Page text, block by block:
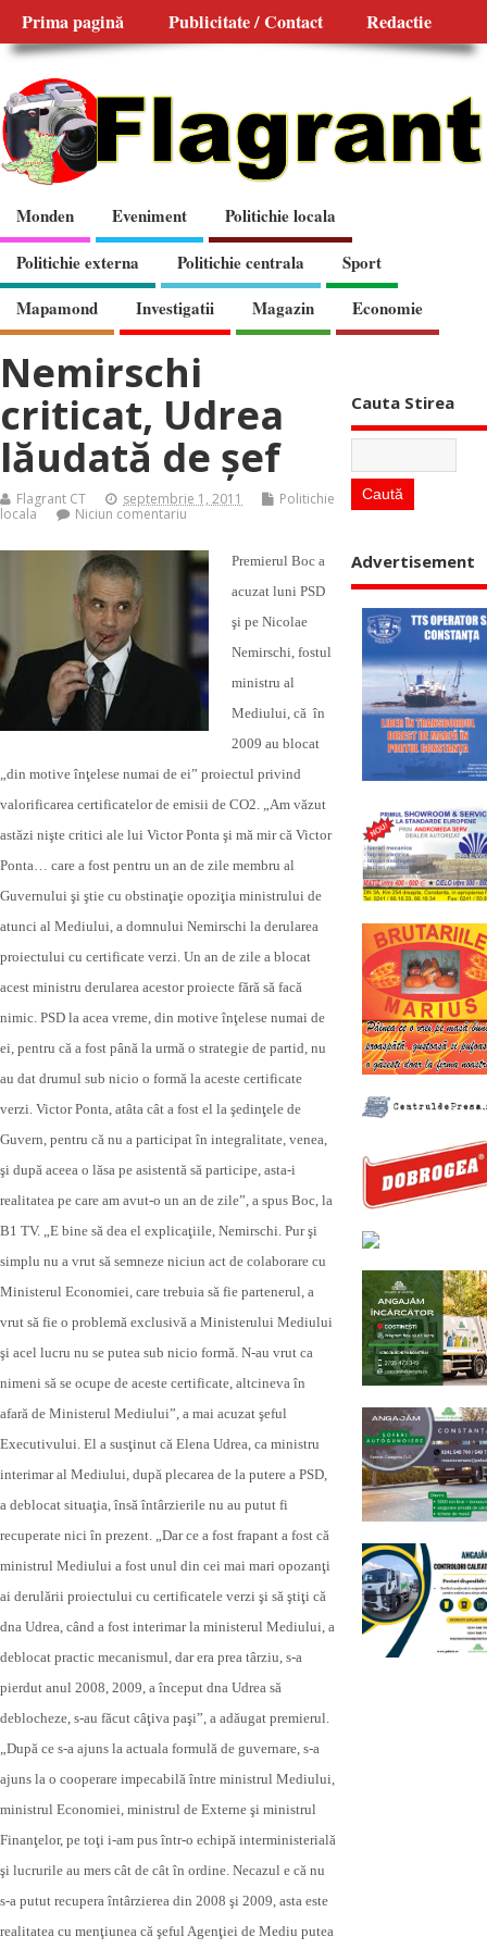
Prima pagină Publicitate / Contact Redactie
Monden Eveniment
Politichie locala
Politichie externa
Politichie centrala
Sport
Mapamond
Investigatii Magazin Economie
Nemirschi
criticat, Udrea
lăudată de şef
Flagrant CT septembrie 1, 2011
Politichie
locala
Niciun comentariu
Premierul Boc a
acuzat luni PSD
şi pe Nicolae
Nemirschi, fostul
ministru al
Mediului, că în
2009 au blocat
„din motive înţelese numai de ei” proiectul privind
valorificarea certificatelor de emisii de CO2. „Am văzut
astăzi nişte critici ale lui Victor Ponta şi mă mir că Victor
Ponta… care a fost pentru un an de zile membru al
Guvernului şi ştie cu obstinaţie opoziţia ministrului de
atunci al Mediului, a domnului Nemirschi la derularea
proiectului cu certificate verzi. Un an de zile a blocat
acest ministru derularea acestor proiecte fără să facă
nimic. PSD la acea vreme, din motive înţelese numai de
ei, pentru că a fost până la urmă o strategie de partid, nu
au dat drumul sub nicio o formă la aceste certificate
verzi. Victor Ponta, atâta cât a fost el la şedinţele de
Guvern, pentru că nu a participat în integralitate, venea,
şi după aceea o lăsa pe asistentă să participe, asta-i
realitatea pe care am avut-o un an de zile”, a spus Boc, la
B1 TV. „E bine să dea el explicaţiile, Nemirschi. Pur şi
simplu nu a vrut să semneze niciun act de colaborare cu
Ministerul Economiei, care trebuia să fie partenerul, a
vrut să fie o problemă exclusivă a Ministerului Mediului
şi acel lucru nu se putea sub nicio formă. N-au vrut ca
nimeni să se ocupe de aceste certificate, altcineva în
afară de Ministerul Mediului”, a mai acuzat şeful
Executivului. El a susţinut că Elena Udrea, ca ministru
interimar al Mediului, după plecarea de la putere a PSD,
a deblocat situaţia, însă întârzierile nu au putut fi
recuperate nici în prezent. „Dar ce a fost frapant a fost că
ministrul Mediului a fost unul din cei mai mari opozanţi
ai derulării proiectului cu certificatele verzi şi să ştiţi că
dna Udrea, când a fost interimar la ministerul Mediului, a
deblocat practic mecanismul, dar era prea târziu, s-a
pierdut anul 2008, 2009, a început dna Udrea să
deblocheze, s-au făcut câţiva paşi”, a adăugat premierul.
„După ce s-a ajuns la actuala formulă de guvernare, s-a
ajuns la o cooperare impecabilă între ministrul Mediului,
ministrul Economiei, ministrul de Externe şi ministrul
Finanţelor, pe toţi i-am pus într-o echipă interministerială
şi lucrurile au mers cât de cât în ordine. Necazul e că nu
s-a putut recupera întârzierea din 2008 şi 2009, asta este
realitatea cu menţiunea că şeful Agenţiei de Mediu putea
Cauta Stirea
Advertisement